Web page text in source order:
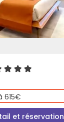
615€
et réservation